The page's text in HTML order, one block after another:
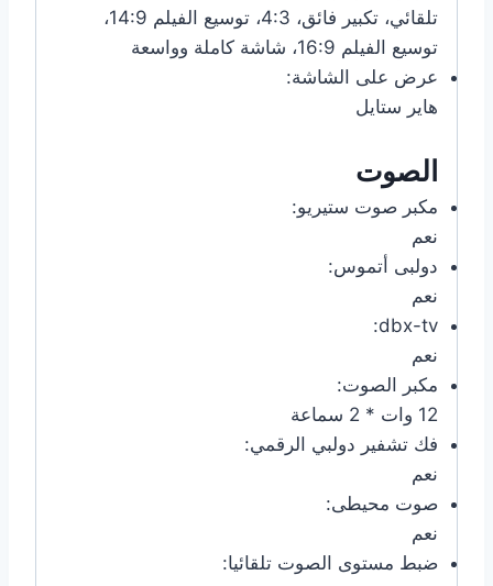
تلقائي، تكبير فائق، 4:3، توسيع الفيلم 14:9،
توسيع الفيلم 16:9، شاشة كاملة وواسعة
عرض على الشاشة:
هاير ستايل
الصوت
مكبر صوت ستيريو:
نعم
دولبى أتموس:
نعم
dbx-tv:
نعم
مكبر الصوت:
12 وات * 2 سماعة
فك تشفير دولبي الرقمي:
نعم
صوت محيطى:
نعم
ضبط مستوى الصوت تلقائيا: